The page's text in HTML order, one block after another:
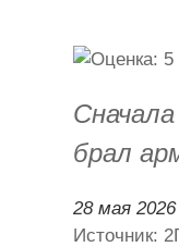
брал
28 мая 2026
Источник: